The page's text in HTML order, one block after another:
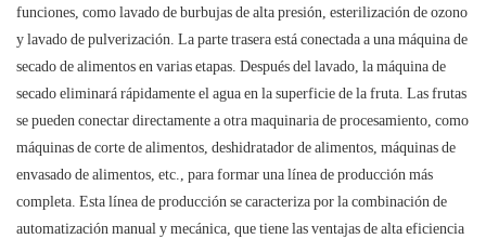
funciones, como lavado de burbujas de alta presión, esterilización de ozono
y lavado de pulverización. La parte trasera está conectada a una máquina de
secado de alimentos en varias etapas. Después del lavado, la máquina de
secado eliminará rápidamente el agua en la superficie de la fruta. Las frutas
se pueden conectar directamente a otra maquinaria de procesamiento, como
máquinas de corte de alimentos, deshidratador de alimentos, máquinas de
envasado de alimentos, etc., para formar una línea de producción más
completa. Esta línea de producción se caracteriza por la combinación de
automatización manual y mecánica, que tiene las ventajas de alta eficiencia